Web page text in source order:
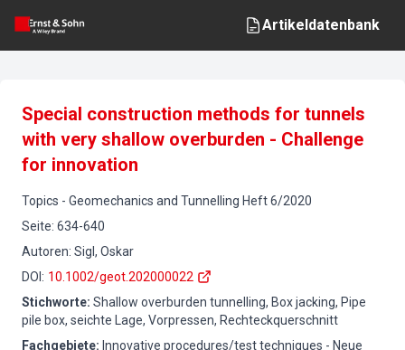
Artikeldatenbank
Special construction methods for tunnels
with very shallow overburden - Challenge
for innovation
Topics - Geomechanics and Tunnelling Heft6/2020
Seite: 634-640
Autoren: Sigl, Oskar
DOI : 10.1002/geot.202000022
Stichworte: Shallow overburden tunnelling, Box jacking, Pipe
pile box, seichte Lage, Vorpressen, Rechteckquerschnitt
Fachgebiete: Innovative procedures/test techniques - Neue